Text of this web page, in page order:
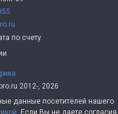
2012-, 2026
данные посетителей нашего
. Если Вы не даете согласия